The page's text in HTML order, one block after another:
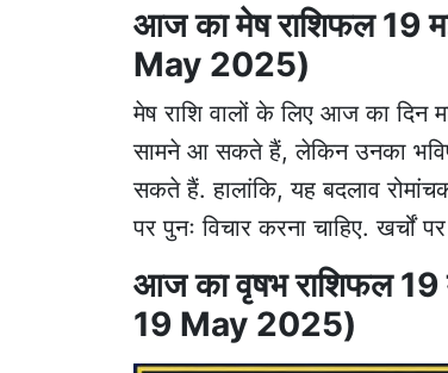
आज का मेष राशिफल
May 2025)
मेष राशि वालों के लिए आज का
सामने आ सकते हैं, लेकिन उनका
सकते हैं. हालांकि, यह बदलाव
पर पुनः विचार करना चाहिए. खर्चों
आज का वृषभ राशिफल
19 May 2025)